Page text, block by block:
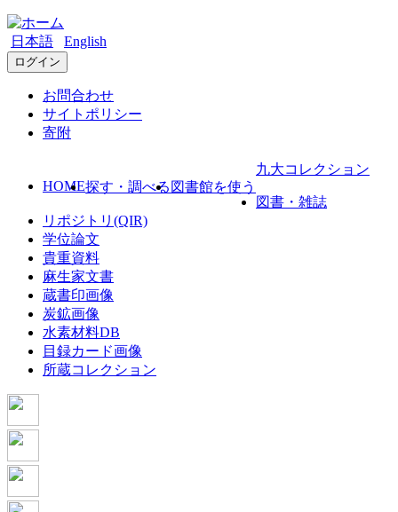
日本語 English
ログイン
お問合わせ
サイトポリシー
寄附
HOME探す・調べる 図書館を使う
九大コレクション
図書・雑誌
リポジトリ(QIR)
学位論文
貴重資料
麻生家文書
蔵書印画像
炭鉱画像
水素材料DB
目録カード画像
所蔵コレクション